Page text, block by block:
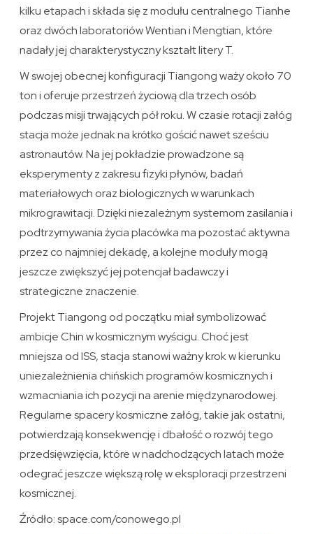
kilku etapach i składa się z modułu centralnego Tianhe
oraz dwóch laboratoriów Wentian i Mengtian, które
nadały jej charakterystyczny kształt litery T.
W swojej obecnej konfiguracji Tiangong waży około 70
ton i oferuje przestrzeń życiową dla trzech osób
podczas misji trwających pół roku. W czasie rotacji załóg
stacja może jednak na krótko gościć nawet sześciu
astronautów. Na jej pokładzie prowadzone są
eksperymenty z zakresu fizyki płynów, badań
materiałowych oraz biologicznych w warunkach
mikrograwitacji. Dzięki niezależnym systemom zasilania i
podtrzymywania życia placówka ma pozostać aktywna
przez co najmniej dekadę, a kolejne moduły mogą
jeszcze zwiększyć jej potencjał badawczy i
strategiczne znaczenie.
Projekt Tiangong od początku miał symbolizować
ambicje Chin w kosmicznym wyścigu. Choć jest
mniejsza od ISS, stacja stanowi ważny krok w kierunku
uniezależnienia chińskich programów kosmicznych i
wzmacniania ich pozycji na arenie międzynarodowej.
Regularne spacery kosmiczne załóg, takie jak ostatni,
potwierdzają konsekwencję i dbałość o rozwój tego
przedsięwzięcia, które w nadchodzących latach może
odegrać jeszcze większą rolę w eksploracji przestrzeni
kosmicznej.
Źródło: space.com/conowego.pl